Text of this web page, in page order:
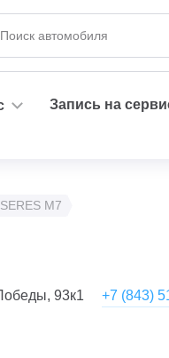
Запись на
SERES M7
93к1 +7 (843)